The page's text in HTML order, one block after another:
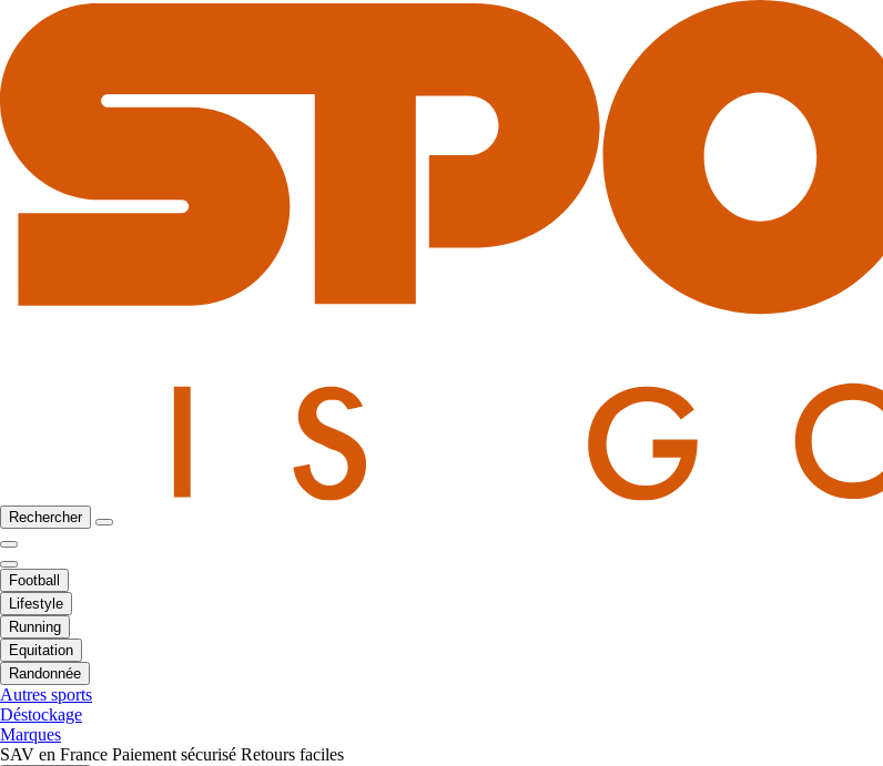
Rechercher
Football
Lifestyle
Running
Equitation
Randonnée
Autres sports
Déstockage
Marques
SAV en France Paiement sécurisé Retours faciles